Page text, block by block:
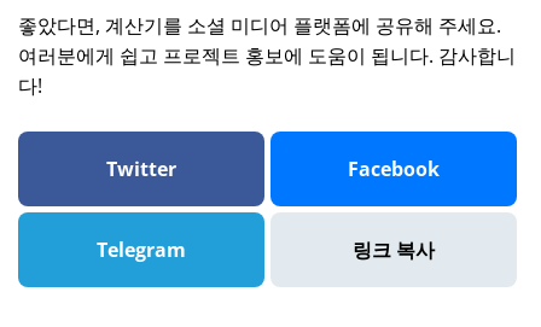
좋았다면, 계산기를 소셜 미디어 플랫폼에 공유해 주세요.
여러분에게 쉽고 프로젝트 홍보에 도움이 됩니다. 감사합니
다!
Twitter Facebook
Telegram 링크 복사